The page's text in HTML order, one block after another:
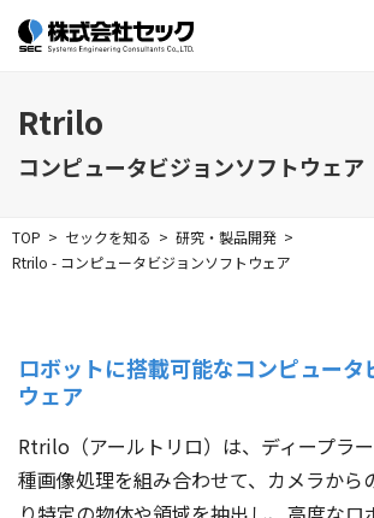
Rtrilo
コンピュータビジョンソフトウェア
TOP セックを知る
研究・製品開発
Rtrilo - コンピュータビジョンソフトウェア
ロボットに搭載可能なコンピュータ
ウェア
Rtrilo（アールトリロ）は、ディープラ
種画像処理を組み合わせて、カメラから